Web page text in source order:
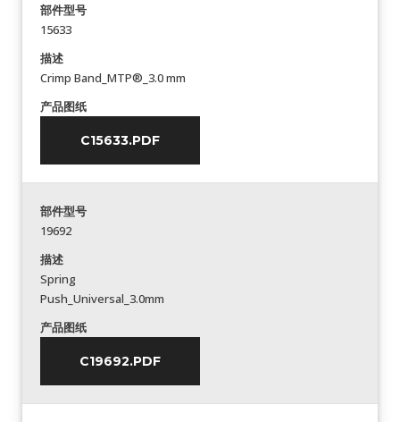
部件型号
15633
描述
Crimp Band_MTP®_3.0 mm
产品图纸
C15633.PDF
部件型号
19692
描述
Spring
Push_Universal_3.0mm
产品图纸
C19692.PDF